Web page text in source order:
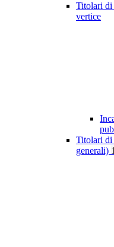
Titolari di
vertice
Titolari di
generali) 1